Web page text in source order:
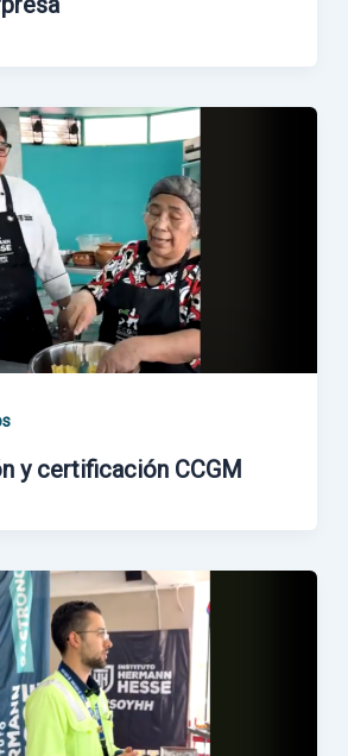
y certificación CCGM